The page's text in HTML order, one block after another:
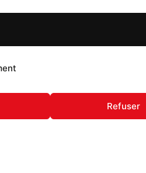
Refuser
depuis
depuis